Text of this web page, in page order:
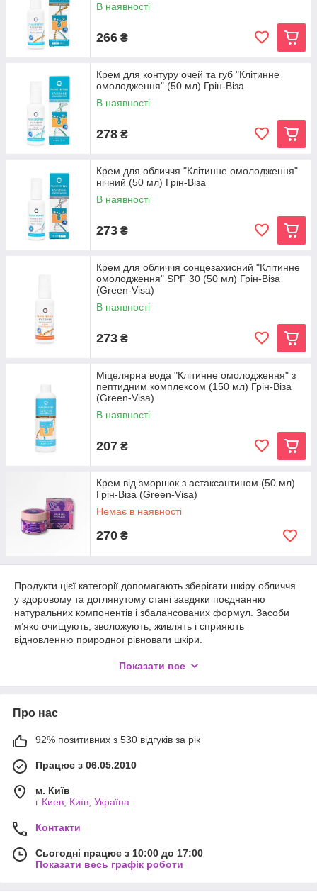
В наявності
266 ₴
Крем для контуру очей та губ "Клітинне
омолодження" (50 мл) Грін-Віза
В наявності
278 ₴
Крем для обличчя "Клітинне омолодження"
нічний (50 мл) Грін-Віза
В наявності
273 ₴
Крем для обличчя сонцезахисний "Клітинне
омолодження" SPF 30 (50 мл) Грін-Віза
(Green-Visa)
В наявності
273 ₴
Міцелярна вода "Клітинне омолодження" з
пептидним комплексом (150 мл) Грін-Віза
(Green-Visa)
В наявності
207 ₴
Крем від зморшок з астаксантином (50 мл)
Грін-Віза (Green-Visa)
Немає в наявності
270 ₴
Продукти цієї категорії допомагають зберігати шкіру обличчя
у здоровому та доглянутому стані завдяки поєднанню
натуральних компонентів і збалансованих формул. Засоби
м’яко очищують, зволожують, живлять і сприяють
відновленню природної рівноваги шкіри.
Показати все
Про нас
92% позитивних з 530 відгуків за рік
Працює з 06.05.2010
м. Київ
г Киев, Київ, Україна
Контакти
Сьогодні працює з 10:00 до 17:00
Показати весь графік роботи